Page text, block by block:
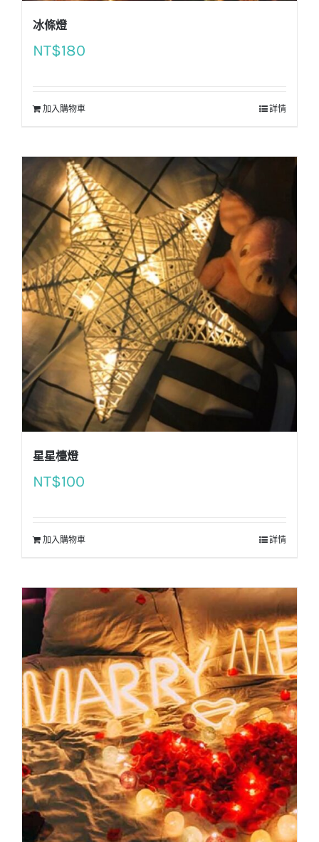
冰條燈
NT$180
加入購物車 詳情
星星檯燈
NT$100
加入購物車 詳情